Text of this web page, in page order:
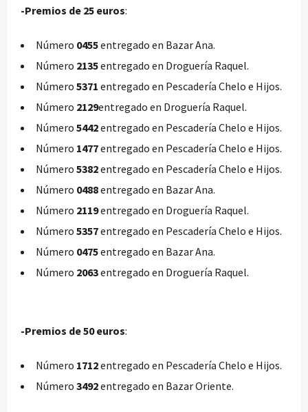
-Premios de 25 euros:
Número 0455entregado en Bazar Ana.
Número 2135entregado en Droguería Raquel.
Número 5371 entregado en Pescadería Chelo e Hijos.
Número 2129entregado en Droguería Raquel.
Número 5442entregado en Pescadería Chelo e Hijos.
Número 1477entregado en Pescadería Chelo e Hijos.
Número 5382entregado en Pescadería Chelo e Hijos.
Número 0488entregado en Bazar Ana.
Número 2119entregado en Droguería Raquel.
Número 5357entregado en Pescadería Chelo e Hijos.
Número 0475entregado en Bazar Ana.
Número 2063entregado en Droguería Raquel.
-Premios de 50 euros:
Número 1712entregado en Pescadería Chelo e Hijos.
Número 3492entregado en Bazar Oriente.